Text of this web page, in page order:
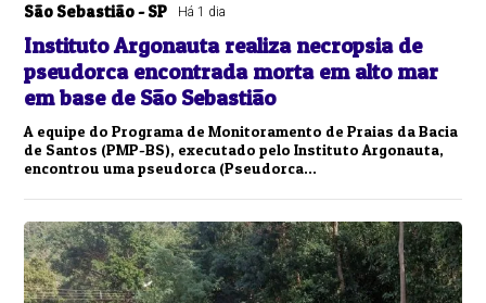
São Sebastião - SP Há 1 dia
Instituto Argonauta realiza necropsia de
pseudorca encontrada morta em alto mar
em base de São Sebastião
A equipe do Programa de Monitoramento de Praias da Bacia
de Santos (PMP-BS), executado pelo Instituto Argonauta,
encontrou uma pseudorca (Pseudorca...